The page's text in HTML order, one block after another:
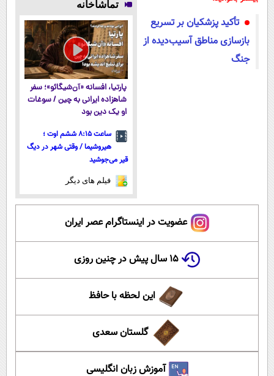
داروخانه و پک
یخ!
نزدیکت!
تأکید پزشکیان بر تسریع
بازسازی مناطق آسیب‌دیده از
جنگ
تماشاخانه
پارتیا، افسانه «آن‌شیگائو»؛ سفر
شاهزاده ایرانی به چین / سوغات
او یک دین بود
ساعت ۸:۱۵ ششم اوت ؛
هیروشیما / وقتی شهر در دیگ
قیر می‌جوشید
فیلم های دیگر
عضویت در اینستاگرام عصر ایران
۱۵ سال پیش در چنین روزی
این لحظه با حافظ
گلستان سعدی
آموزش زبان انگلیسی